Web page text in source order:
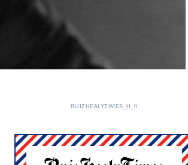
RUIZHEALYTIMES_H_0